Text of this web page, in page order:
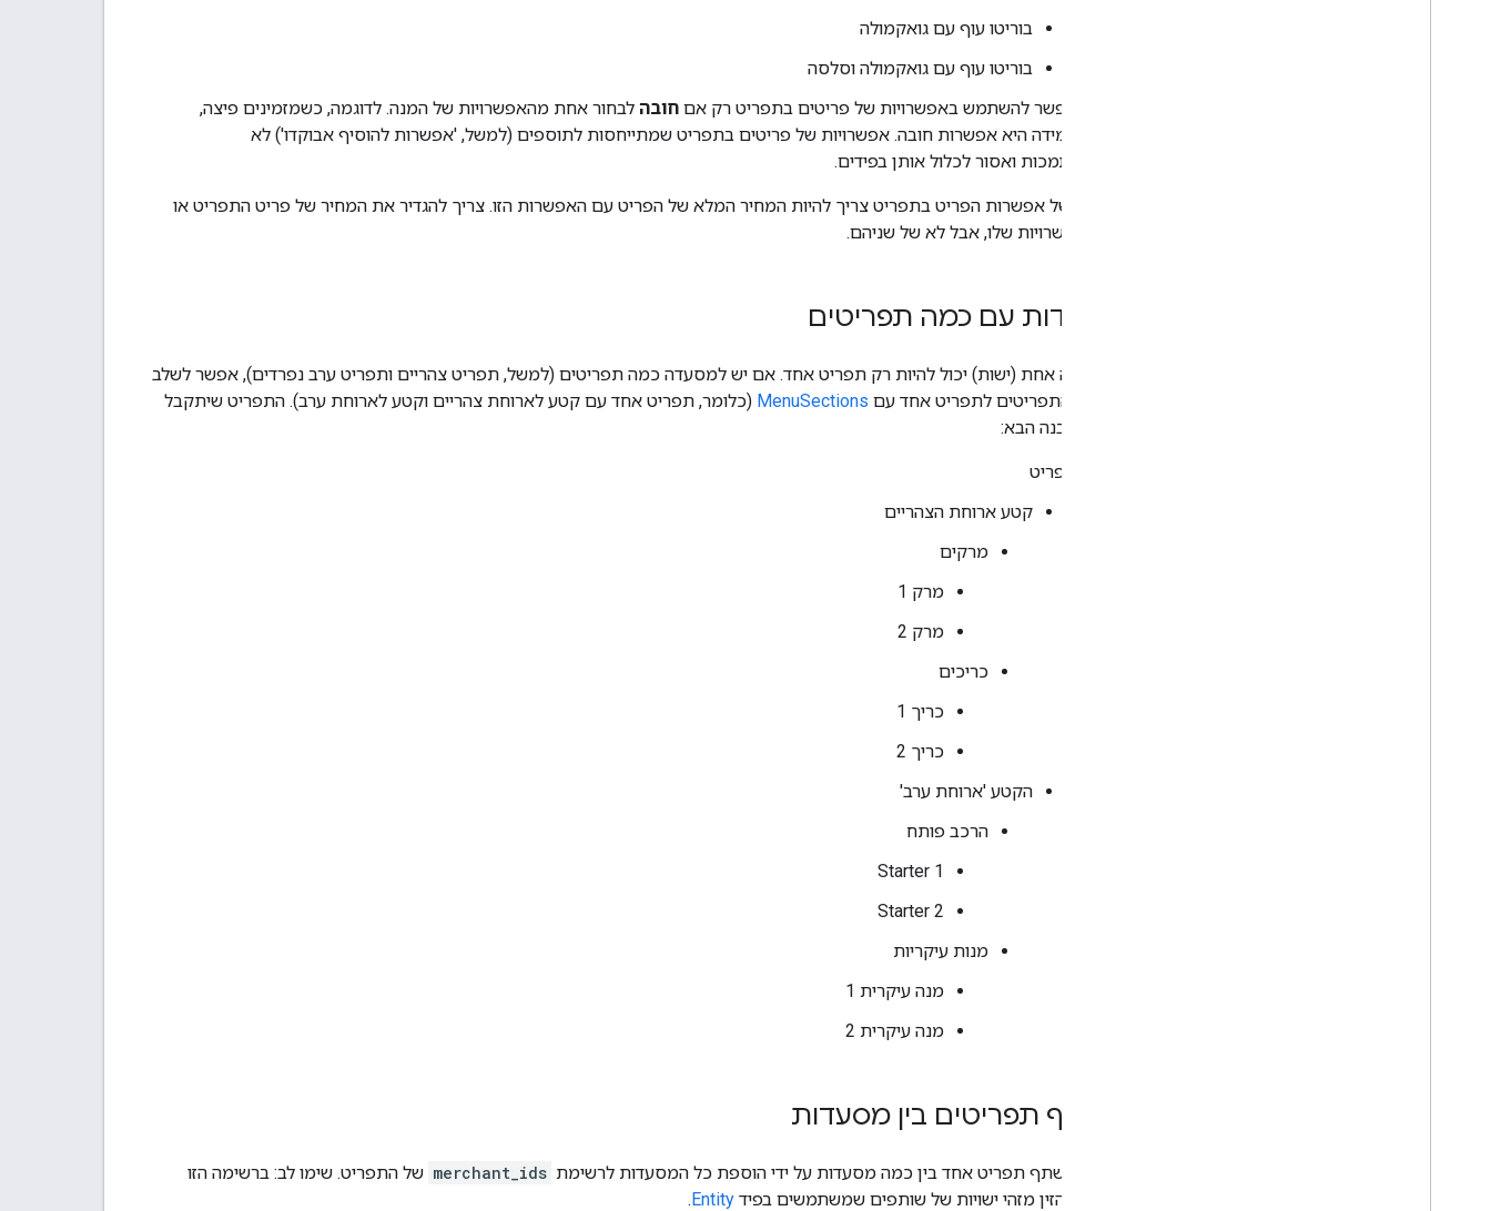
בוריטו עוף עם גואקמולה
בוריטו עוף עם גואקמולה וסלסה
אפשר להשתמש באפשרויות של פריטים בתפריט רק אם חובה לבחור אחת מהאפשרויות של המנה. לדוגמה, כשמזמינים פיצה,
המידה היא אפשרות חובה. אפשרויות של פריטים בתפריט שמתייחסות לתוספים (למשל, 'אפשרות להוסיף אבוקדו') לא
נתמכות ואסור לכלול אותן בפידים.
המחיר של אפשרות הפריט בתפריט צריך להיות המחיר המלא של הפריט עם האפשרות הזו. צריך להגדיר את המחיר של פריט התפריט או
של האפשרויות שלו, אבל לא של שניהם.
מסעדות עם כמה תפריטים
למסעדה אחת (ישות) יכול להיות רק תפריט אחד. אם יש למסעדה כמה תפריטים (למשל, תפריט צהריים ותפריט ערב נפרדים), אפשר לשלב
את כל התפריטים לתפריט אחד עם MenuSections (כלומר, תפריט אחד עם קטע לארוחת צהריים וקטע לארוחת ערב). התפריט שיתקבל
יהיה במבנה הבא:
תפריט
קטע ארוחת הצהריים
מרקים
מרק 1
מרק 2
כריכים
כריך 1
כריך 2
הקטע 'ארוחת ערב'
הרכב פותח
Starter 1
Starter 2
מנות עיקריות
מנה עיקרית 1
מנה עיקרית 2
שיתוף תפריטים בין מסעדות
אפשר לשתף תפריט אחד בין כמה מסעדות על ידי הוספת כל המסעדות לרשימת merchant_ids של התפריט. שימו לב: ברשימה הזו
אפשר להזין מזהי ישויות של שותפים שמשתמשים בפיד Entity
.